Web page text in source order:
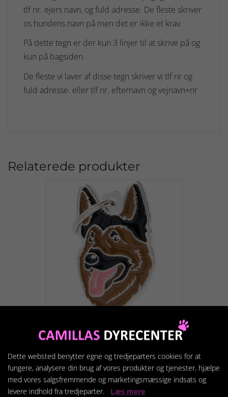
tlf nr. ejers navn, og fuld adresse. De fleste skriver
os hundens navn på men det er ikke et krav.
På dette tegn er der kun 3 linjer til at skrive på og
kun på bagsiden.
De fleste vi laver af disse tegn skriver vi tlf nr og
fuld adresse. eller tlf nr. efternavn og vejnavn+nr
Relaterede produkter
Schæfer
169,95 kr.
Dette websted benytter egne og tredjeparters cookies for at
fungere, analysere din brug af vores produkter og tjenester, hjælpe
med vores salgsfremmende og marketingsmæssige indsats og
levere indhold fra tredjeparter. Læs mere